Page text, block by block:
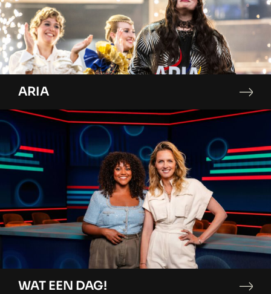
ARIA
WAT EEN DAG!